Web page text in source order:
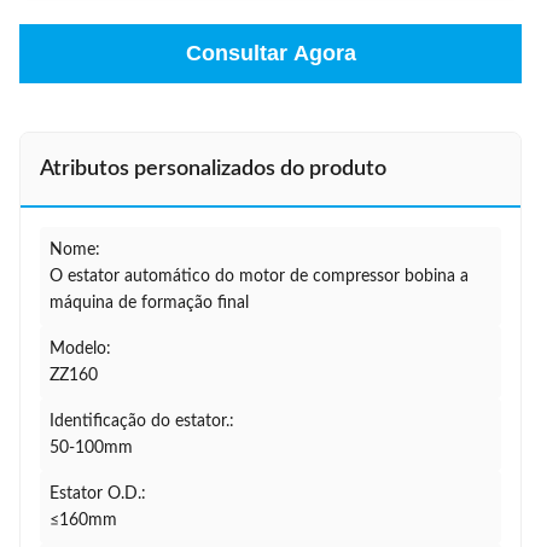
Consultar Agora
Atributos personalizados do produto
Nome:
O estator automático do motor de compressor bobina a
máquina de formação final
Modelo:
ZZ160
Identificação do estator.:
50-100mm
Estator O.D.:
≤160mm